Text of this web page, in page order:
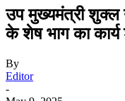
उप मुख्यमंत्री शुक्ल
के शेष भाग का कार्य
By
Editor
-